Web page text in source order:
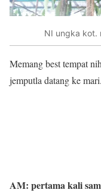
NI ungka kot.
Memang best tempat
jemputla datang ke mari.
AM: pertama kali